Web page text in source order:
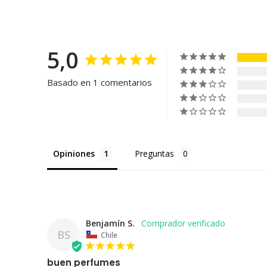
5,0
Basado en 1 comentarios
Opiniones Preguntas
BS
Benjamín S.
Chile
buen perfumes